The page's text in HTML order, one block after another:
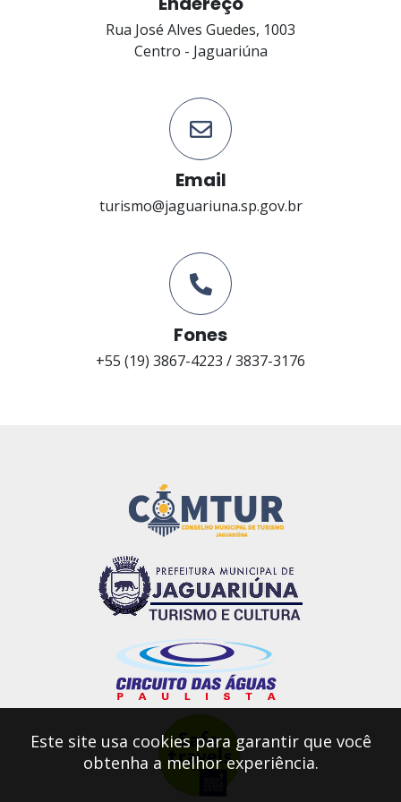
Rua José Alves Guedes, 1003
Centro - Jaguariúna
Email
turismo@jaguariuna.sp.gov.br
Fones
+55 (19) 3867-4223 / 3837-3176
Este site usa cookies para garantir que você
obtenha a melhor experiência.